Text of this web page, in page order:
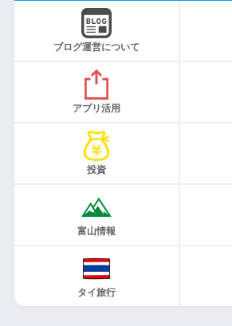
ブログ運営について
アプリ活用
投資
富山情報
タイ旅行